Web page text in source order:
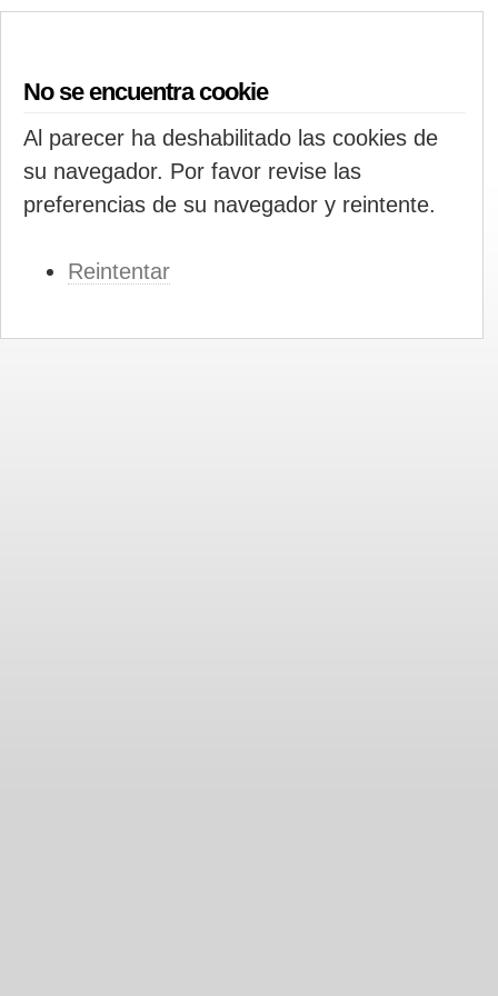
No se encuentra cookie
Al parecer ha deshabilitado las cookies de
su navegador. Por favor revise las
preferencias de su navegador y reintente.
Reintentar